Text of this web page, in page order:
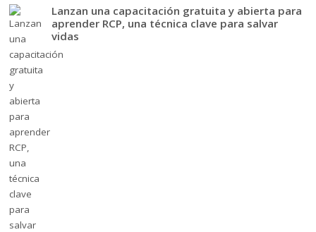
Lanzan una capacitación gratuita y abierta para
aprender RCP, una técnica clave para salvar
vidas